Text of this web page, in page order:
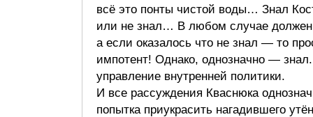
всё это понты чистой воды… Знал
или не знал… В любом случае
а если оказалось что не знал — то
импотент! Однако, однозначно —
управление внутренней политики.
И все рассуждения Кваснюка
попытка приукрасить нагадившего